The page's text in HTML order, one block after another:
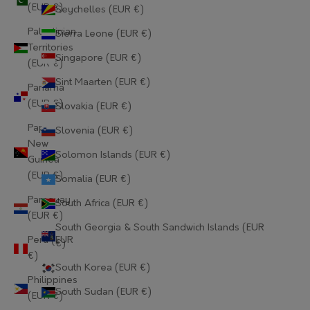
(EUR €)
Palestinian
Territories
(EUR €)
Panama
(EUR €)
Papua
New
Guinea
(EUR €)
Paraguay
(EUR €)
Peru (EUR
€)
Philippines
(EUR €)
Seychelles (EUR €)
Sierra Leone (EUR €)
Singapore (EUR €)
Sint Maarten (EUR €)
Slovakia (EUR €)
Slovenia (EUR €)
Solomon Islands (EUR €)
Somalia (EUR €)
South Africa (EUR €)
South Georgia & South Sandwich Islands (EUR
€)
South Korea (EUR €)
South Sudan (EUR €)
Gabon (EUR €)
Gambia (EUR €)
Georgia (EUR €)
Germany (EUR €)
Gibraltar (EUR €)
Greece (EUR €)
Greenland (EUR €)
Grenada (EUR €)
Guadeloupe (EUR €)
Guatemala (EUR €)